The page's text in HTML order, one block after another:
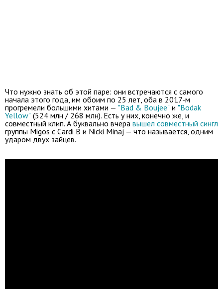
Что нужно знать об этой паре: они встречаются с самого
начала этого года, им обоим по 25 лет, оба в 2017-м
прогремели большими хитами — "Bad & Boujee" и "Bodak
Yellow" (524 млн / 268 млн). Есть у них, конечно же, и
совместный клип. А буквально вчера вышел совместный сингл
группы Migos с Cardi B и Nicki Minaj — что называется, одним
ударом двух зайцев.